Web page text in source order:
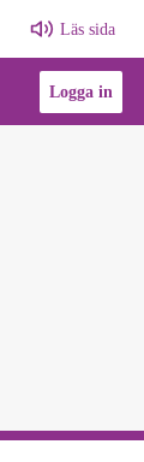
Läs sida
Logga in